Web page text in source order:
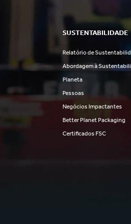
SUSTENTABILIDADE
Relatório de
Abordagem à
Planeta
Pessoas
Negócios Impactantes
Better Planet Packaging
Certificados FSC